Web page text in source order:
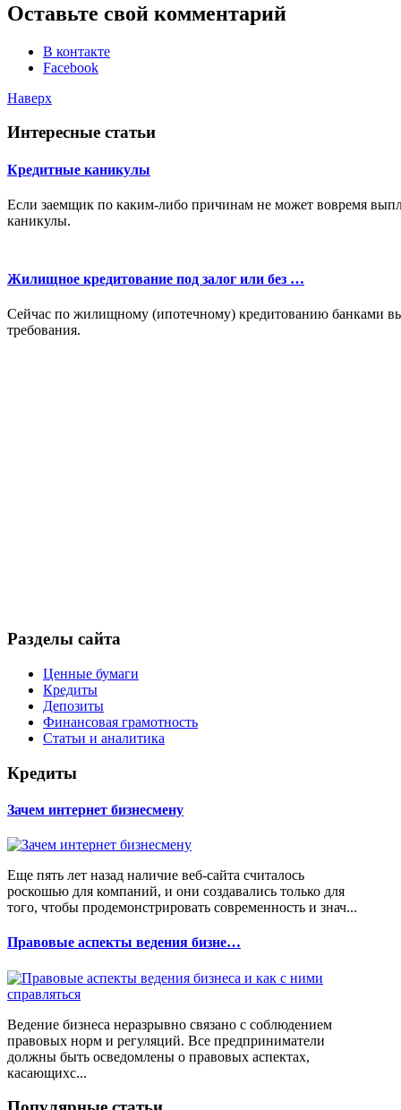
Оставьте свой комментарий
В контакте
Facebook
Наверх
Интересные статьи
Кредитные каникулы
Если заемщик по каким-либо причинам не может вовремя
каникулы.
Жилищное кредитование под залог или без …
Сейчас по жилищному (ипотечному) кредитованию банками
требования.
Разделы сайта
Ценные бумаги
Кредиты
Депозиты
Финансовая грамотность
Статьи и аналитика
Кредиты
Зачем интернет бизнесмену
Еще пять лет назад наличие веб-сайта считалось
роскошью для компаний, и они создавались только для
того, чтобы продемонстрировать современность и знач...
Правовые аспекты ведения бизне…
Ведение бизнеса неразрывно связано с соблюдением
правовых норм и регуляций. Все предприниматели
должны быть осведомлены о правовых аспектах,
касающихс...